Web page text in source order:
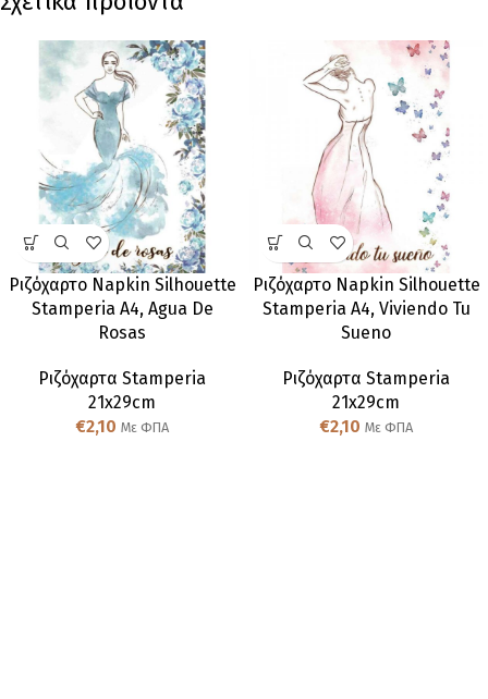
Ριζόχαρτο Napkin Silhouette
Stamperia A4, Agua De
Rosas
Ριζόχαρτα Stamperia
21x29cm
€2,10 Με ΦΠΑ
Ριζόχαρτο Napkin Silhouette
Stamperia A4, Viviendo Tu
Sueno
Ριζόχαρτα Stamperia
21x29cm
€2,10 Με ΦΠΑ